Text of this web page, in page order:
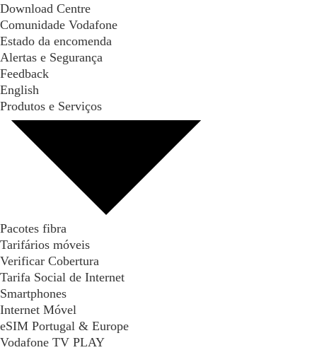
Download Centre
Comunidade Vodafone
Estado da encomenda
Alertas e Segurança
Feedback
English
Produtos e Serviços
Pacotes fibra
Tarifários móveis
Verificar Cobertura
Tarifa Social de Internet
Smartphones
Internet Móvel
eSIM Portugal & Europe
Vodafone TV PLAY